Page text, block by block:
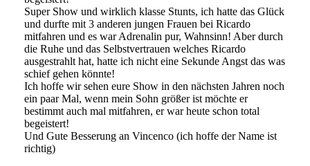
Super Show und wirklich klasse Stunts, ich hatte das Glück
und durfte mit 3 anderen jungen Frauen bei Ricardo
mitfahren und es war Adrenalin pur, Wahnsinn! Aber durch
die Ruhe und das Selbstvertrauen welches Ricardo
ausgestrahlt hat, hatte ich nicht eine Sekunde Angst das was
schief gehen könnte!
Ich hoffe wir sehen eure Show in den nächsten Jahren noch
ein paar Mal, wenn mein Sohn größer ist möchte er
bestimmt auch mal mitfahren, er war heute schon total
begeistert!
Und Gute Besserung an Vincenco (ich hoffe der Name ist
richtig)